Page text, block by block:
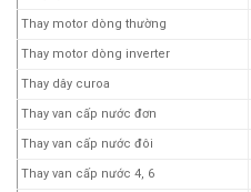
Thay dàn + nạp gas tủ mini
Sơn 2 cánh tủ lạnh thường
Sơn 2 cánh tủ lạnh side by side
Vệ sinh tủ lạnh thường
Vệ sinh tủ lạnh side by side
Chân đế kê tủ lạnh
Thay motor dòng thường
Thay motor dòng inverter
Thay dây curoa
Thay van cấp nước đơn
Thay van cấp nước đôi
Thay van cấp nước 4, 6